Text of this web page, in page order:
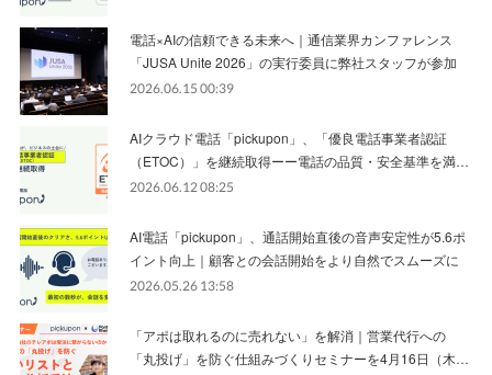
電話×AIの信頼できる未来へ｜通信業界カンファレンス
「JUSA Unite 2026」の実行委員に弊社スタッフが参加
2026.06.15 00:39
AIクラウド電話「pickupon」、「優良電話事業者認証
（ETOC）」を継続取得ーー電話の品質・安全基準を満…
2026.06.12 08:25
AI電話「pickupon」、通話開始直後の音声安定性が5.6ポ
イント向上｜顧客との会話開始をより自然でスムーズに
2026.05.26 13:58
「アポは取れるのに売れない」を解消｜営業代行への
「丸投げ」を防ぐ仕組みづくりセミナーを4月16日（木…